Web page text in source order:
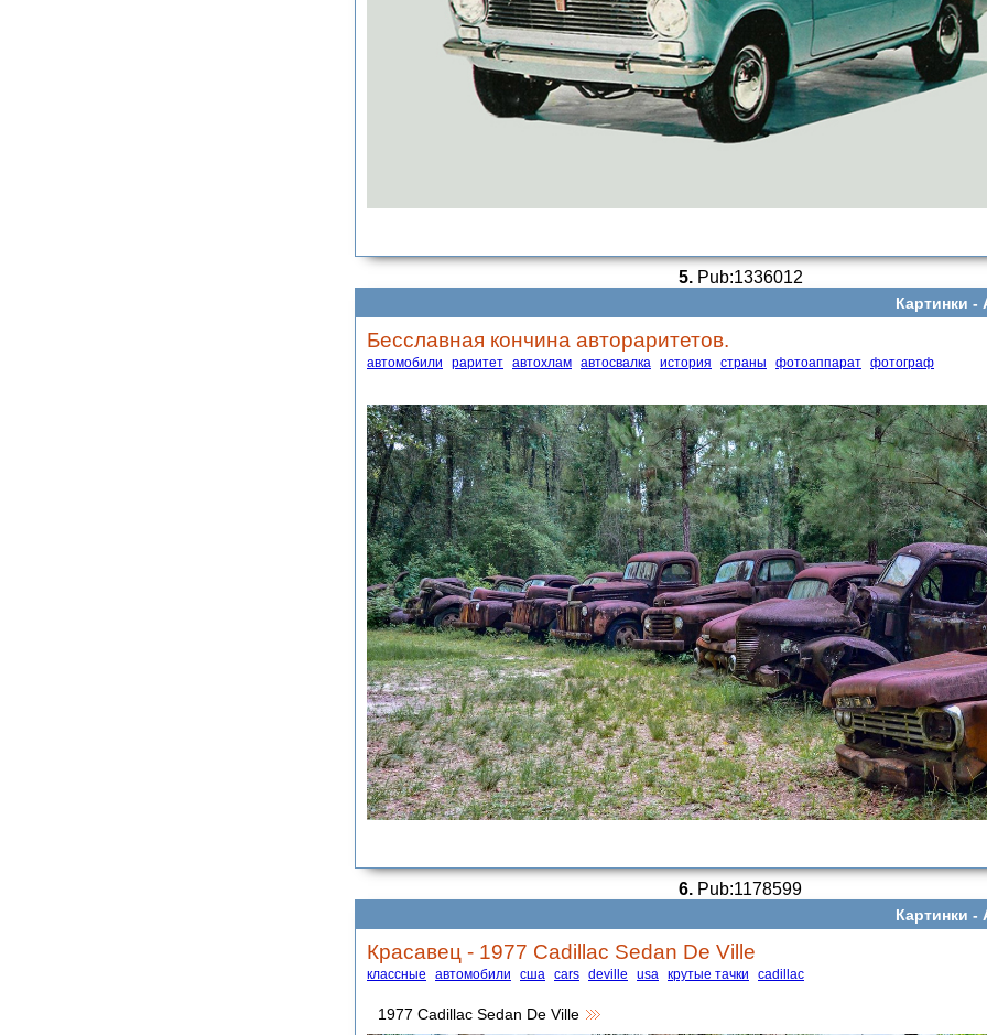
5.Pub:1336012
Картинки -
Бесславная кончина автораритетов.
автомобили раритет автохлам автосвалка история страны фотоаппарат фотограф
6. Pub:1178599
Картинки -
Красавец - 1977 Cadillac Sedan De Ville
классные автомобили сша cars deville usa крутые тачки cadillac
1977 Cadillac Sedan De Ville